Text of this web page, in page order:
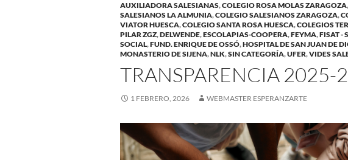
AUXILIADORA SALESIANAS,COLEGIO ROSA MOLAS ZARAGOZA,
SALESIANOS LA ALMUNIA,COLEGIO SALESIANOS ZARAGOZA,
VIATOR HUESCA,COLEGIO SANTA ROSA HUESCA,COLEGIOS
PILAR ZGZ,DELWENDE,ESCOLAPIAS-COOPERA,FEYMA,FISAT -
SOCIAL,FUND. ENRIQUE DE OSSÓ,HOSPITAL DE SAN JUAN DE
MONASTERIO DE SIJENA,NLK,SIN CATEGORÍA,UFER,VIDES
TRANSPARENCIA 2025-
1 FEBRERO, 2026 WEBMASTER ESPERANZARTE